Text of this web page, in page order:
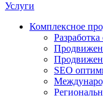
Услуги
Комплексное
SEO